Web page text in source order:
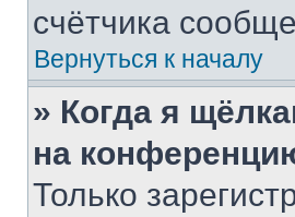
счётчика
Вернуться к началу
» Когда я
на
Только